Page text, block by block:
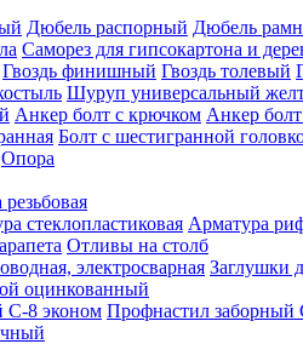
Дюбель распорный Дюбель
Саморез для гипсокартона и
Гвоздь финишный Гвоздь толевый
Шуруп универсальный
Анкер болт с крючком Анкер
Болт c шестигранной
Опора
стеклопластиковая Арматура
Отливы на столб
электросварная Заглушки
оцинкованный
С-8 эконом Профнастил заборный